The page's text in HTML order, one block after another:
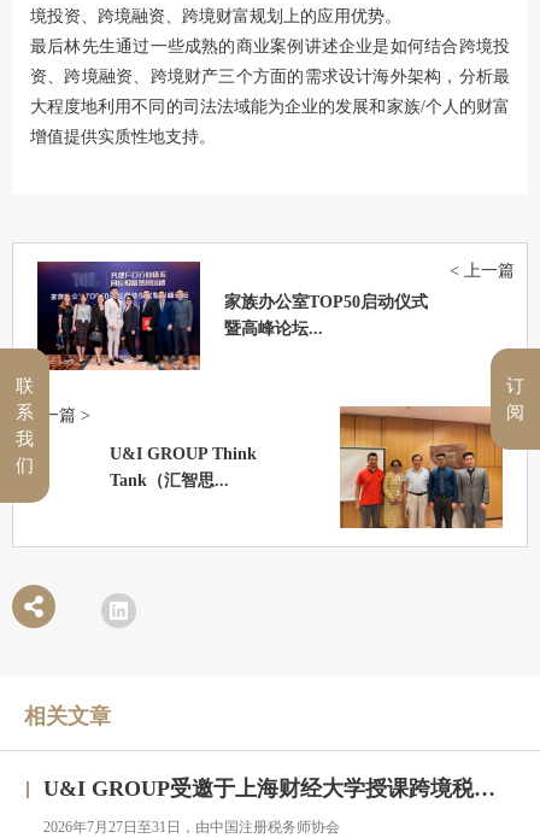
境投资、跨境融资、跨境财富规划上的应用优势。
最后林先生通过一些成熟的商业案例讲述企业是如何结合跨境投
资、跨境融资、跨境财产三个方面的需求设计海外架构，分析最
大程度地利用不同的司法法域能为企业的发展和家族/个人的财富
增值提供实质性地支持。
家族办公室TOP50启动仪式
暨高峰论坛...
< 上一篇
U&I GROUP Think
Tank（汇智思...
下一篇 >
相关文章
U&I GROUP受邀于上海财经大学授课跨境税务合规与高净值人群财务税务服务专题研修班
2026年7月27日至31日，由中国注册税务师协会
订
阅
联
系
我
们